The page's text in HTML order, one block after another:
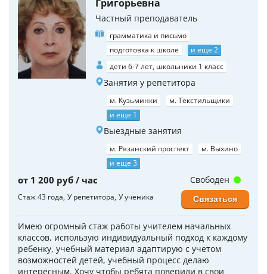
Григорьевна
Частный преподаватель
грамматика и письмо
подготовка к школе
и еще 2
дети 6-7 лет, школьники 1 класс
Занятия у репетитора
м. Кузьминки
м. Текстильщики
и еще 1
Выездные занятия
м. Рязанский проспект
м. Выхино
и еще 3
от 1 200 руб / час
Стаж 43 года У репетитора У ученика
Имею огромный стаж работы учителем начальных
классов, использую индивидуальный подход к каждому
ребенку, учебный материал адаптирую с учетом
возможностей детей, учебный процесс делаю
интересным. Хочу чтобы ребята поверили в свои
Свободен
Связаться